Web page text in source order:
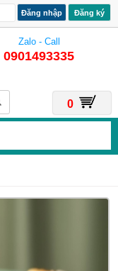
Đăng ký
Zalo - Call
0901493335
0